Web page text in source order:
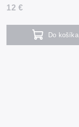
12 €
Do košíka